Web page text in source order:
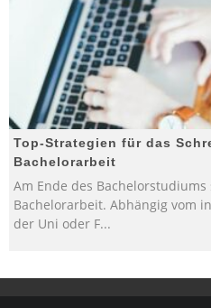
Top-Strategien für das
Bachelorarbeit
Am Ende des
Bachelorarbeit. Abhängig vom
der Uni oder F...